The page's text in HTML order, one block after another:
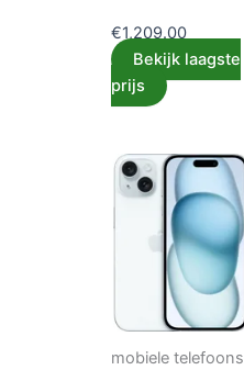
€1,209.00
Bekijk laagste
prijs
mobiele telefoons